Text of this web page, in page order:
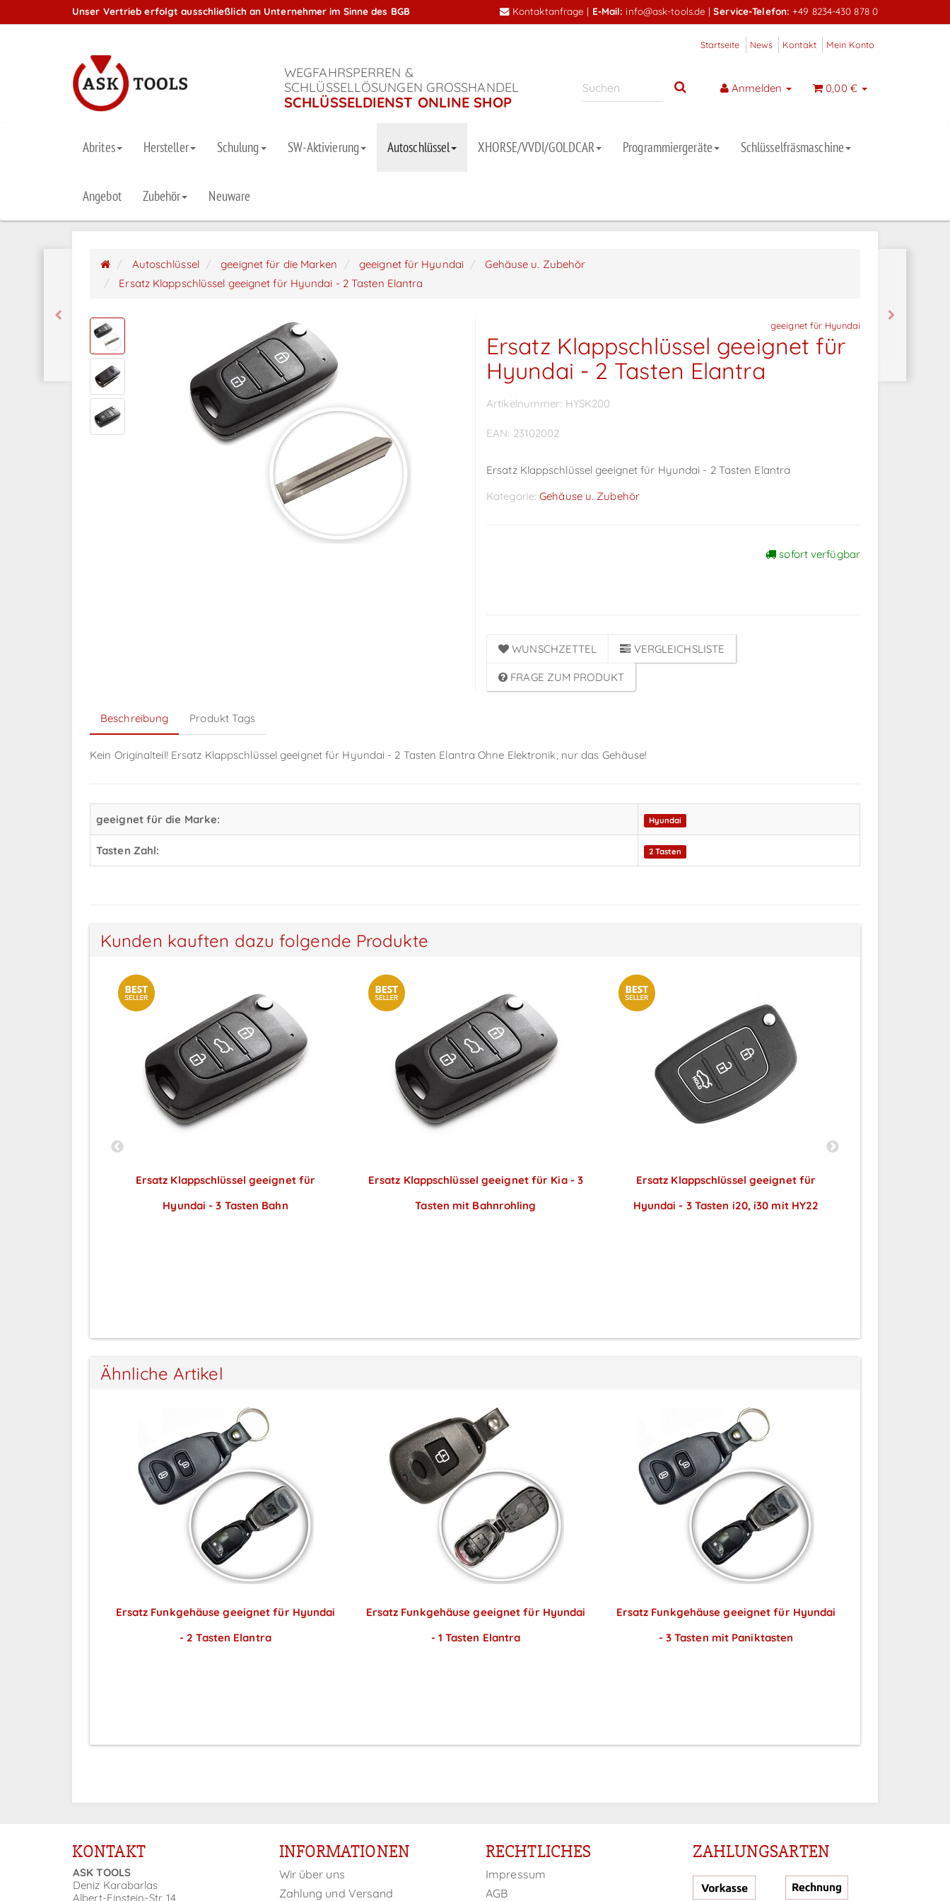
Unser Vertrieb erfolgt ausschließlich an Unternehmer im Sinne des BGB Kontaktanfrage | E-Mail: info@ask-tools.de |Service-Telefon: +49 8234-430 878 0
Startseite News Kontakt Mein Konto
WEGFAHRSPERREN &
SCHLÜSSELLÖSUNGEN GROSSHANDEL
SCHLÜSSELDIENST ONLINE SHOP
Anmelden 0,00 €
Abrites Hersteller Schulung SW-Aktivierung Autoschlüssel XHORSE/VVDI/GOLDCAR Programmiergeräte Schlüsselfräsmaschine
Angebot Zubehör Neuware
Autoschlüssel geeignet für die Marken geeignet für Hyundai
Gehäuse u. Zubehör
Ersatz Klappschlüssel geeignet für Hyundai - 2 Tasten Elantra
geeignet für Hyundai
Ersatz Klappschlüssel geeignet für
Hyundai - 2 Tasten Elantra
Artikelnummer: HYSK200
EAN: 23102002
Ersatz Klappschlüssel geeignet für Hyundai - 2 Tasten Elantra
Kategorie:Gehäuse u. Zubehör
sofort verfügbar
WUNSCHZETTEL VERGLEICHSLISTE
FRAGE ZUM PRODUKT
Beschreibung Produkt Tags
Kein Originalteil! Ersatz Klappschlüssel geeignet für Hyundai - 2 Tasten Elantra Ohne Elektronik, nur das Gehäuse!
geeignet für die Marke: Hyundai
Tasten Zahl: 2 Tasten
Kunden kauften dazu folgende Produkte
Ersatz Klappschlüssel geeignet für
Hyundai - 3 Tasten Bahn
Ersatz Klappschlüssel geeignet für Kia - 3
Tasten mit Bahnrohling
Ersatz Klappschlüssel geeignet für
Hyundai - 3 Tasten i20, i30 mit HY22
Ähnliche Artikel
Ersatz Funkgehäuse geeignet für Hyundai
- 2 Tasten Elantra
Ersatz Funkgehäuse geeignet für Hyundai
- 1 Tasten Elantra
Ersatz Funkgehäuse geeignet für Hyundai
- 3 Tasten mit Paniktasten
KONTAKT
ASK TOOLS
Deniz Karabarlas
Albert-Einstein-Str. 14
INFORMATIONEN
Wir über uns
Zahlung und Versand
RECHTLICHES
Impressum
AGB
ZAHLUNGSARTEN